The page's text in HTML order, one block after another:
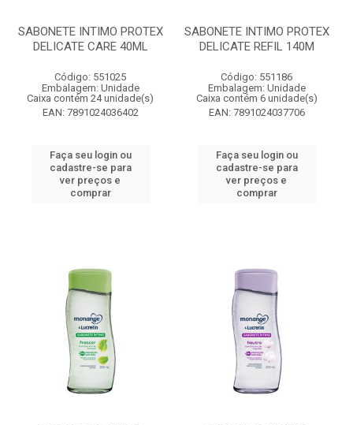
SABONETE INTIMO PROTEX
DELICATE CARE 40ML
Código: 551025
Embalagem: Unidade
Caixa contém 24 unidade(s)
EAN: 7891024036402
Faça seu login ou
cadastre-se para
ver preços e
comprar
SABONETE INTIMO PROTEX
DELICATE REFIL 140M
Código: 551186
Embalagem: Unidade
Caixa contém 6 unidade(s)
EAN: 7891024037706
Faça seu login ou
cadastre-se para
ver preços e
comprar